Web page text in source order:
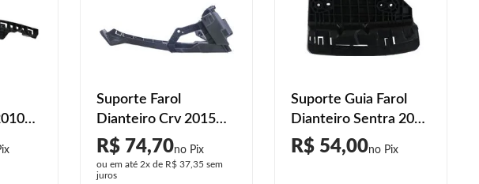
Suporte Farol
Dianteiro Crv 2015
2016 2017 2018 2019
R$ 74,70
ou em até 2x de R$ 37,35 sem
juros
Suporte Guia Farol
Dianteiro Sentra 2017
2018 2019 2020 2021
R$ 54,00